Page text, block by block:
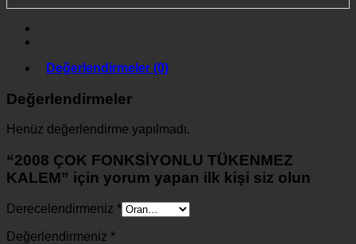
Değerlendirmeler (0)
Değerlendirmeler
Henüz değerlendirme yapılmadı.
“2008 ÇOK FONKSİYONLU TÜKENMEZ
KALEM” için yorum yapan ilk kişi siz olun
Derecelendirmeniz *
Değerlendirmeniz *